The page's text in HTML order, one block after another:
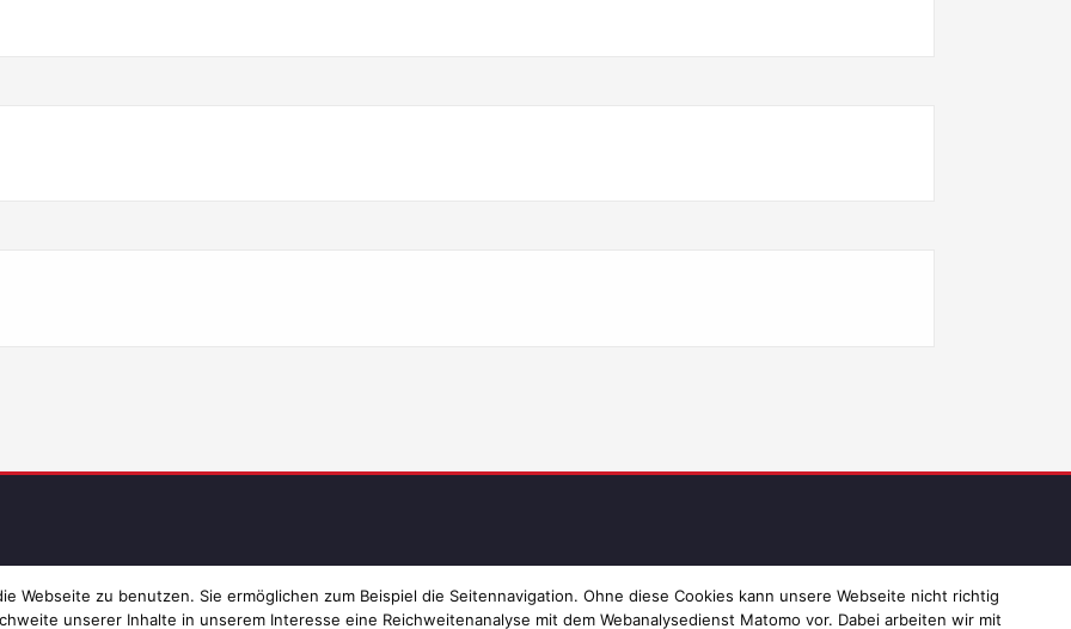
Impressum und Datenschutz
Webseite zu benutzen. Sie ermöglichen zum Beispiel die Seitennavigation. Ohne diese Cookies kann unsere Webseite nicht richtig
unserer Inhalte in unserem Interesse eine Reichweitenanalyse mit dem Webanalysedienst Matomo vor. Dabei arbeiten wir mit